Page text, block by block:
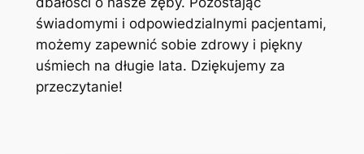
świadomymi i odpowiedzialnymi pacjentami,
możemy zapewnić sobie zdrowy i piękny
uśmiech ​na długie lata. Dziękujemy ⁢za
przeczytanie!